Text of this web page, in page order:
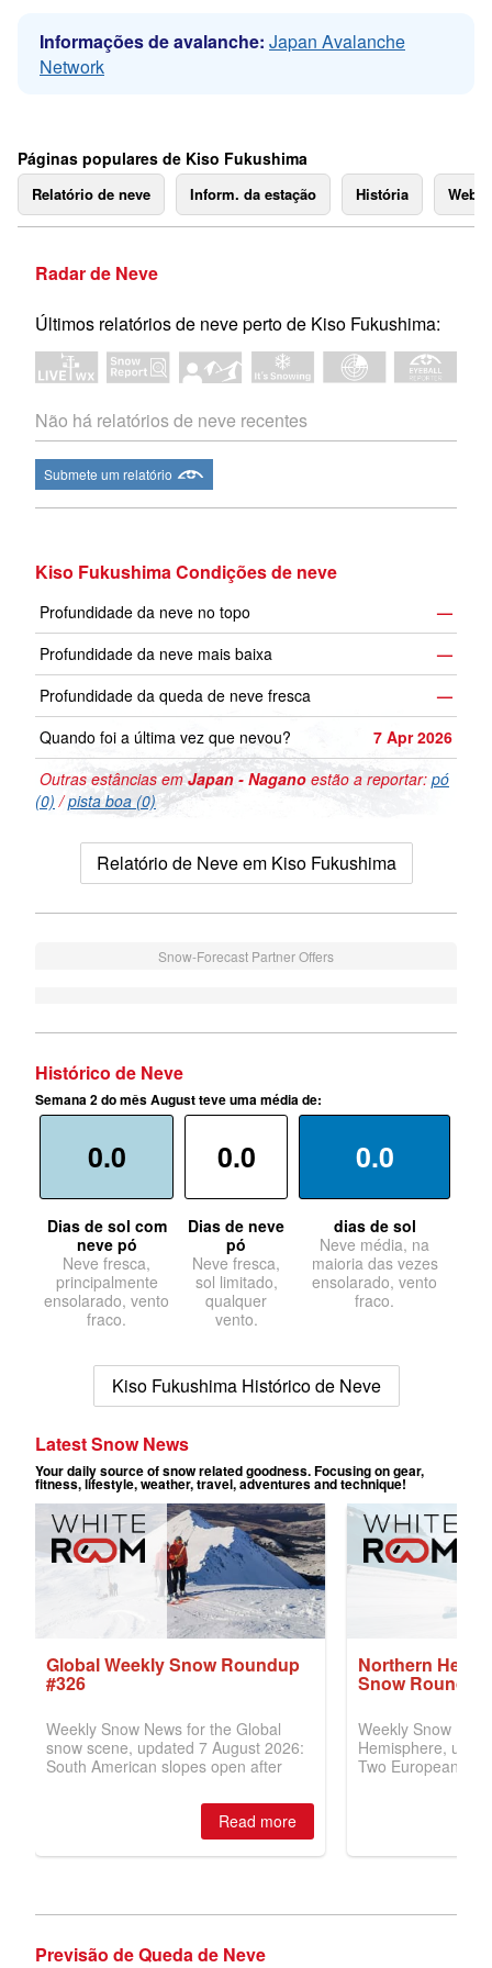
Informações de avalanche: Japan Avalanche
Network
Páginas populares de Kiso Fukushima
Relatório de neve Inform. da estação História
Radar de Neve
Últimos relatórios de neve perto de Kiso Fukushima:
Não há relatórios de neve recentes
Submete um relatório
Kiso Fukushima Condições de neve
Profundidade da neve no topo
—
Profundidade da neve mais baixa
—
Profundidade da queda de neve fresca
—
Quando foi a última vez que nevou?
7 Apr 2026
Outras estâncias emJapan - Nagano estão a reportar: pó
(0) /pista boa (0)
Relatório de Neve em Kiso Fukushima
Snow-Forecast Partner Offers
Histórico de Neve
Semana 2 do mês August teve uma média de:
0.0
Dias de sol com
neve pó
Neve fresca,
principalmente
ensolarado, vento
fraco.
0.0
Dias de neve
pó
Neve fresca,
sol limitado,
qualquer
vento.
0.0
dias de sol
Neve média, na
maioria das vezes
ensolarado, vento
fraco.
Kiso Fukushima Histórico de Neve
Previsão de Queda de Neve